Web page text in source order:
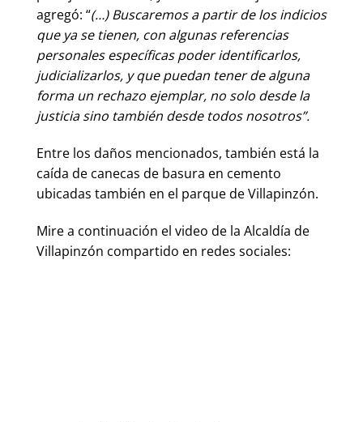
agregó: “(…) Buscaremos a partir de los indicios
que ya se tienen, con algunas referencias
personales específicas poder identificarlos,
judicializarlos, y que puedan tener de alguna
forma un rechazo ejemplar, no solo desde la
justicia sino también desde todos nosotros”.
Entre los daños mencionados, también está la
caída de canecas de basura en cemento
ubicadas también en el parque de Villapinzón.
Mire a continuación el video de la Alcaldía de
Villapinzón compartido en redes sociales: